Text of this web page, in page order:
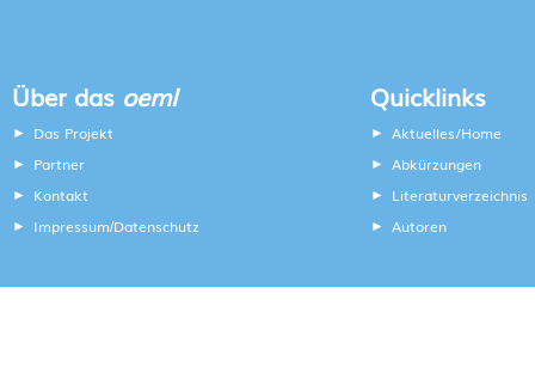
Über das oeml
Das Projekt
Partner
Kontakt
Impressum/Datenschutz
Quicklinks
Aktuelles/Home
Abkürzungen
Literaturverzeichnis
Autoren